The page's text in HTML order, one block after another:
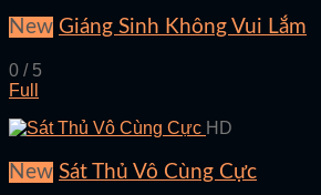
New Giáng Sinh Không Vui Lắm
0 / 5
Full
HD
New Sát Thủ Vô Cùng Cực